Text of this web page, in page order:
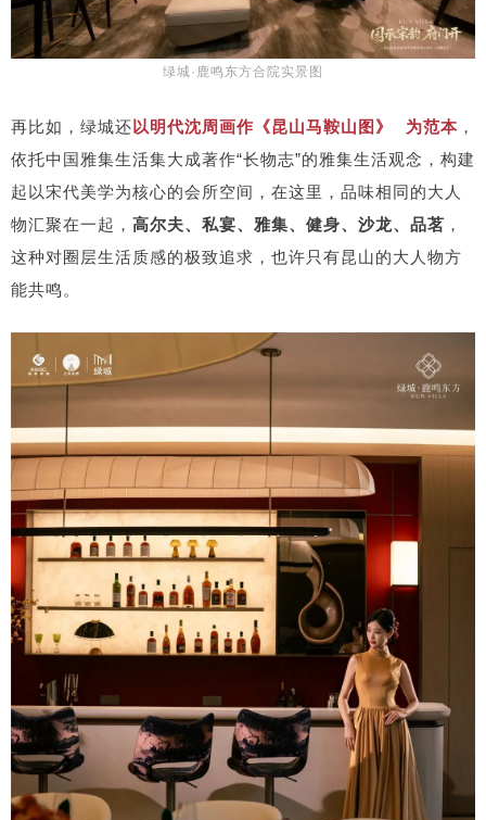
绿城·鹿鸣东方合院实景图
再比如，绿城还以明代沈周画作 《昆山马鞍山图》 为范本 ，
依托中国雅集生活集大成著作“长物志”的雅集生活观念，构建
起以宋代美学为核心的会所空间，在这里，品味相同的大人
物汇聚在一起， 高尔夫、私宴、雅集、健身、沙龙、品茗 ，
这种对圈层生活质感的极致追求，也许只有昆山的大人物方
能共鸣。